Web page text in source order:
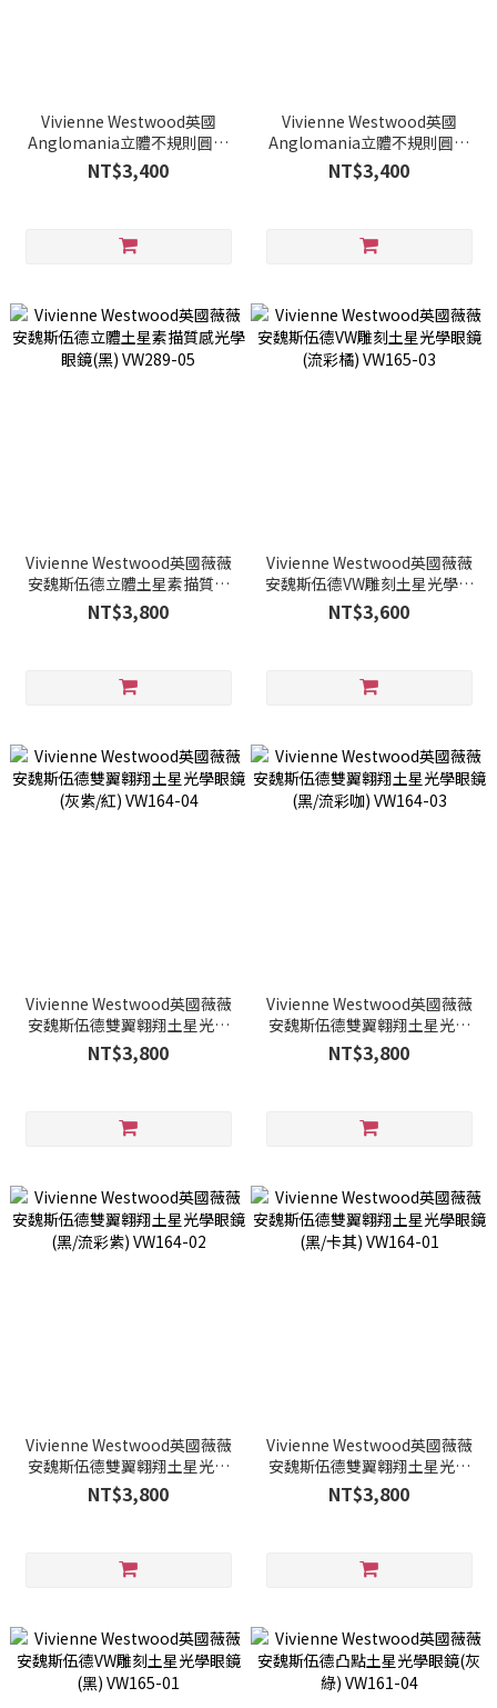
Vivienne Westwood英國
Anglomania立體不規則圓環
土星光學眼鏡(深琥珀) AN245-
02
NT$3,400
Vivienne Westwood英國
Anglomania立體不規則圓環
土星光學眼鏡(黑) AN245-01
NT$3,400
Vivienne Westwood英國薇薇
安魏斯伍德立體土星素描質感
光學眼鏡(黑) VW289-05
NT$3,800
Vivienne Westwood英國薇薇
安魏斯伍德VW雕刻土星光學眼
鏡(流彩橘) VW165-03
NT$3,600
Vivienne Westwood英國薇薇
安魏斯伍德雙翼翱翔土星光學
眼鏡(灰紫/紅) VW164-04
NT$3,800
Vivienne Westwood英國薇薇
安魏斯伍德雙翼翱翔土星光學
眼鏡(黑/流彩咖) VW164-03
NT$3,800
Vivienne Westwood英國薇薇
安魏斯伍德雙翼翱翔土星光學
眼鏡(黑/流彩紫) VW164-02
NT$3,800
Vivienne Westwood英國薇薇
安魏斯伍德雙翼翱翔土星光學
眼鏡(黑/卡其) VW164-01
NT$3,800